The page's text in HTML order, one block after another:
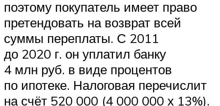
поэтому покупатель имеет право
претендовать на возврат всей
суммы переплаты. С 2011
до 2020 г. он уплатил банку
4 млн руб. в виде процентов
по ипотеке. Налоговая перечислит
на счёт 520 000 (4 000 000 х 13%).